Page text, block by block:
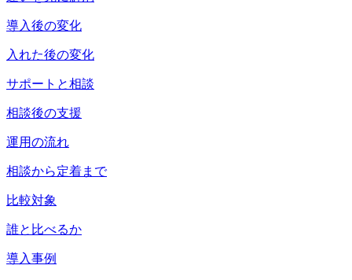
導入後の変化
入れた後の変化
サポートと相談
相談後の支援
運用の流れ
相談から定着まで
比較対象
誰と比べるか
導入事例